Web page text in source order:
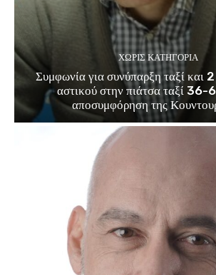
ΧΩΡΊΣ ΚΑΤΗΓΟΡΊΑ
Συμφωνία για συνύπαρξη ταξί και 2
αστικού στην πιάτσα ταξί 36-
αποσυμφόρηση της